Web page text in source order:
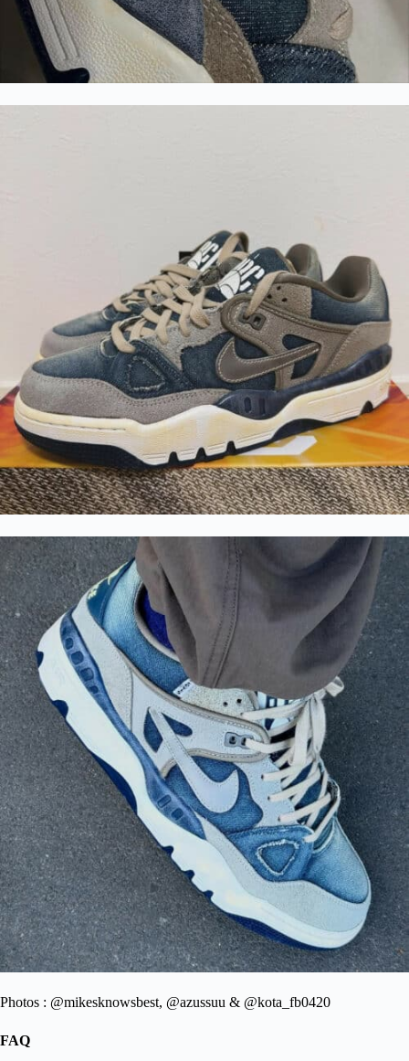
Photos : @mikesknowsbest, @azussuu & @kota_fb0420
FAQ